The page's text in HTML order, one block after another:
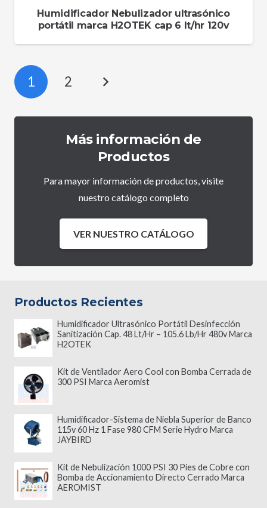
Humidificador Nebulizador ultrasónico
portátil marca H2OTEK cap 6 lt/hr 120v
1 2
Más información de
Productos
Para mayor información de productos, visite
nuestro catálogo completo
VER NUESTRO CATÁLOGO
Productos Recientes
Humidificador Ultrasónico Portátil Desinfección
Sanitización Cap. 48 Lt/Hr – 105.6 Lb/Hr 480v Marca
H2OTEK
Kit de Ventilador Aero Cool con Bomba Cerrada de
300 PSI Marca Aeromist
Humidificador-Sistema de Niebla Superior de Banco
115v 60 Hz 1 Fase 980 CFM Serie Hydro Marca
JAYBIRD
Kit de Nebulización 1000 PSI 30 Pies de Cobre con
Bomba de Accionamiento Directo Cerrado Marca
AEROMIST